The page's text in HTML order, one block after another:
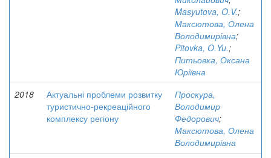
Masyutova, O.V.;
Максютова, Олена
Володимирівна;
Pitovka, O.Yu.;
Питьовка, Оксана
Юріївна
2018
Актуальні проблеми розвитку
туристично-рекреаційного
комплексу регіону
Проскура,
Володимир
Федорович;
Максютова, Олена
Володимирівна